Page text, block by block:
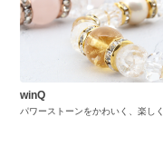
winQ
パワーストーンをかわいく、楽しく